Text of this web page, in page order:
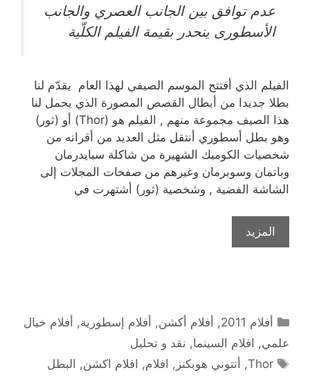
عدم توافق بين الجانب العصري والجانب
الأسطورى ينحدر بقيمة الفيلم الكلّية
الفيلم الذي أفتتح الموسم الصيفي لهذا العام يقدّم لنا
بطلا جديدا من أبطال القصص المصورة الذي يحمل لنا
هذا الصيف مجموعة منهم , الفيلم هو (Thor) أو (ثور)
وهو بطل أسطوري أنتقل مثل العديد من أقرانه من
شخصيات الكوميك الشهيرة من شاكلة سبايدرمان
وباتمان وسوبرمان وغيرهم من صفحات المجلات إلى
الشاشة الفضية , وشخصية (ثور) أشتهرت في
المزيد
التصنيفات
أفلام 2011 , أفلام أكشن, أفلام إسطورية, أفلام خيال
علمي, افلام السينما, نقد و تحليل
الوسوم
Thor
, أنتوني هوبكنز , افلام, افلام اكشن, البطل